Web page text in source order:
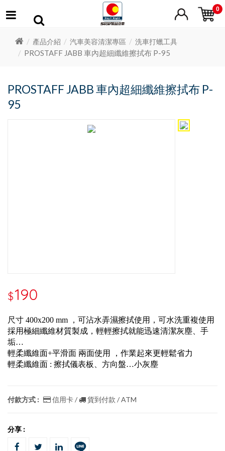
0
產品介紹 汽車美容清潔專區 洗車打蠟工具
PROSTAFF JABB 車內超細纖維擦拭布 P-95
PROSTAFF JABB 車內超細纖維擦拭布 P-
95
$190
尺寸 400x200 mm ，可沾水弄濕擦拭使用，可水洗重複使用
採用極細纖維材質製成，輕輕擦拭就能迅速清潔灰塵、手
垢…
輕柔纖維面+平滑面 兩面使用 ，作業起來更輕鬆省力
輕柔纖維面 : 擦拭儀表板、方向盤…小灰塵
付款方式 : 信用卡 / 貨到付款 / ATM
分享 :